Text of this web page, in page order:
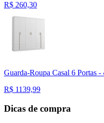
R$ 260,30
Guarda-Roupa Casal 6 Portas
R$ 1139,99
Dicas de compra